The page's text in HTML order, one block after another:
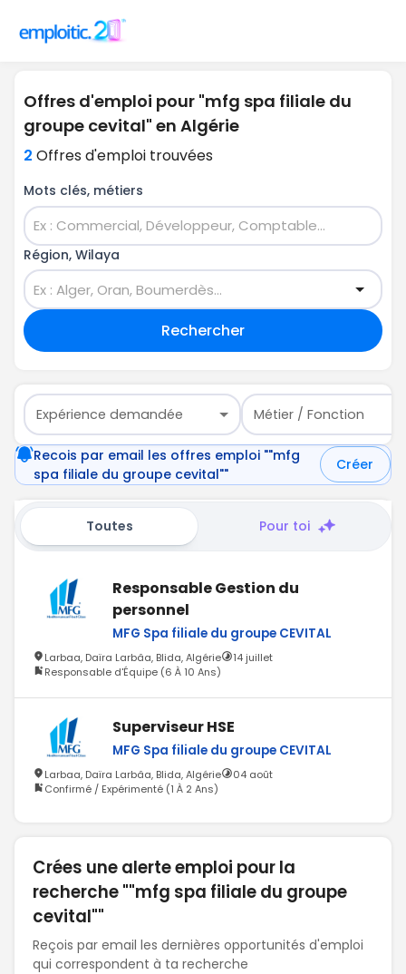
Offres d'emploi pour "mfg spa filiale du
groupe cevital" en Algérie
2 Offres d'emploi trouvées
Mots clés, métiers
Région, Wilaya
Rechercher
Expérience demandée Métier / Fonction
Recois par email les offres emploi ""mfg
spa filiale du groupe cevital""
Créer
Toutes Pour toi
Responsable Gestion du
personnel
MFG Spa filiale du groupe CEVITAL
Larbaa, Daïra Larbâa, Blida, Algérie
14 juillet
Responsable d'Équipe (6 À 10 Ans)
Superviseur HSE
MFG Spa filiale du groupe CEVITAL
Larbaa, Daïra Larbâa, Blida, Algérie
04 août
Confirmé / Expérimenté (1 À 2 Ans)
Crées une alerte emploi pour la
recherche ""mfg spa filiale du groupe
cevital""
Reçois par email les dernières opportunités d'emploi
qui correspondent à ta recherche